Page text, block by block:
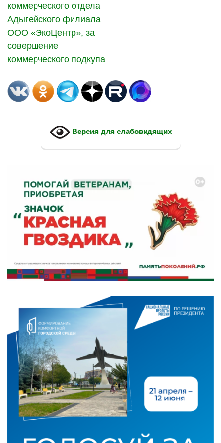
коммерческого отдела
Адыгейского филиала
ООО «ЭкоЦентр», за
совершение
коммерческого подкупа
Версия для слабовидящих